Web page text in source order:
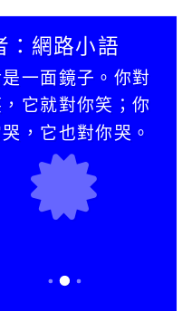
：網路小語
是一面鏡子。你對
，它就對你笑；你
，它也對你哭。